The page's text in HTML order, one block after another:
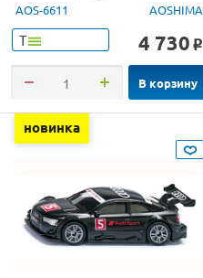
AOS-6611 AOSHIMA
Т 4 730 o
В корзину
новинка